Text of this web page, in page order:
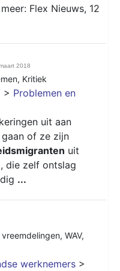
Flex Nieuws, 12
2018
, Kritiek
> Problemen en
uit aan
of ze zijn
uit
die zelf ontslag
...
, WAV,
werknemers >